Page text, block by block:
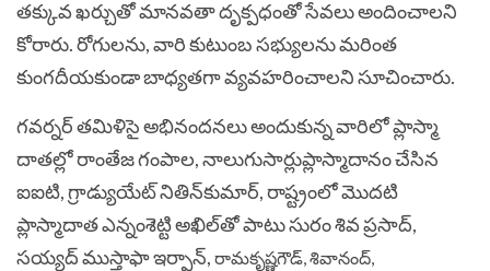
తక్కువ ఖర్చుతో మానవతా దృక్పధంతో సేవలు అందించాలని
కోరారు. రోగులను, వారి కుటుంబ సభ్యులను మరింత
కుంగదీయకుండా బాధ్యతగా వ్యవహరించాలని సూచించారు.
గవర్నర్‌ తమిళిసై అభినందనలు అందుకున్న వారిలో ప్లాస్మా
దాతల్లో రాంతేజ గంపాల, నాలుగుసార్లుప్లాస్మాదానం చేసిన
ఐఐటి, గ్రాడ్యుయేట్‌ నితిన్‌కుమార్‌, రాష్ట్రంలో మొదటి
ప్లాస్మాదాత ఎన్నంశెట్టి అఖిల్‌తో పాటు సురం శివ ప్రసాద్‌,
సయ్యద్‌ ముస్తాఫా ఇర్ఫాన్‌, రామకృష్ణగౌడ్‌, శివానంద్‌,